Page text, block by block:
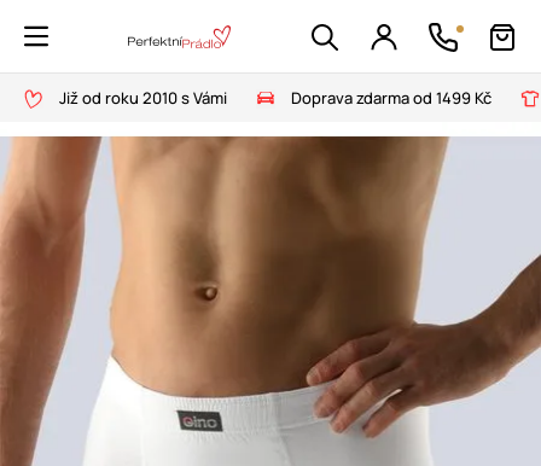
Již od roku 2010 s Vámi Doprava zdarma od 1499 Kč